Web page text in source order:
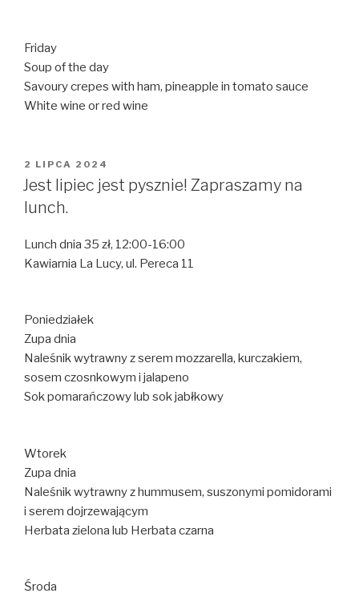
Friday
Soup of the day
Savoury crepes with ham, pineapple in tomato sauce
White wine or red wine
OPUBLIKOWANE
W
2 LIPCA 2024
Jest lipiec jest pysznie! Zapraszamy na
lunch.
Lunch dnia 35 zł, 12:00-16:00
Kawiarnia La Lucy, ul. Pereca 11
Poniedziałek
Zupa dnia
Naleśnik wytrawny z serem mozzarella, kurczakiem,
sosem czosnkowym i jalapeno
Sok pomarańczowy lub sok jabłkowy
Wtorek
Zupa dnia
Naleśnik wytrawny z hummusem, suszonymi pomidorami
i serem dojrzewającym
Herbata zielona lub Herbata czarna
Środa